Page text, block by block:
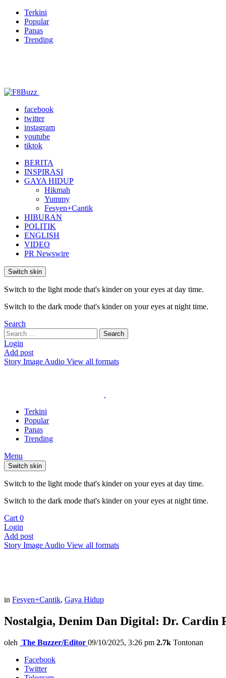
Terkini
Popular
Panas
Trending
facebook
twitter
instagram
youtube
tiktok
BERITA
INSPIRASI
GAYA HIDUP
Hikmah
Yummy
Fesyen+Cantik
HIBURAN
POLITIK
ENGLISH
VIDEO
PR Newswire
Switch skin
Switch to the light mode that's kinder on your eyes at day time.
Switch to the dark mode that's kinder on your eyes at night time.
Search
Search
for:
Search
Login
Add post
Story Image Audio View all formats
Terkini
Popular
Panas
Trending
Menu
Switch skin
Switch to the light mode that's kinder on your eyes at day time.
Switch to the dark mode that's kinder on your eyes at night time.
Cart 0
Login
Add post
Story Image Audio View all formats
in Fesyen+Cantik, Gaya Hidup
Nostalgia, Denim Dan Digital: Dr. Cardin
oleh The Buzzer/Editor 09/10/2025, 3:26 pm 2.7k Tontonan
Facebook
Twitter